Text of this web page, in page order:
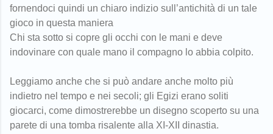
fornendoci quindi un chiaro indizio sull’antichità di un tale
gioco in questa maniera
Chi sta sotto si copre gli occhi con le mani e deve
indovinare con quale mano il compagno lo abbia colpito.
Leggiamo anche che si può andare anche molto più
indietro nel tempo e nei secoli; gli Egizi erano soliti
giocarci, come dimostrerebbe un disegno scoperto su una
parete di una tomba risalente alla XI-XII dinastia.